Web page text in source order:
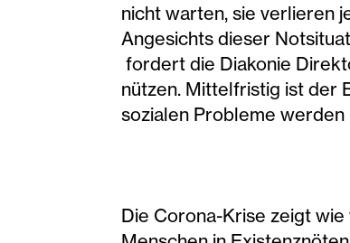
nicht warten, sie verlieren
Angesichts dieser
fordert die Diakonie
nützen. Mittelfristig ist der
sozialen Probleme
Die Corona-Krise zeigt